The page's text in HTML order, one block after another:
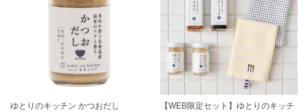
ゆとりのキッチン かつおだし
【WEB限定セット】ゆとりのキッチ